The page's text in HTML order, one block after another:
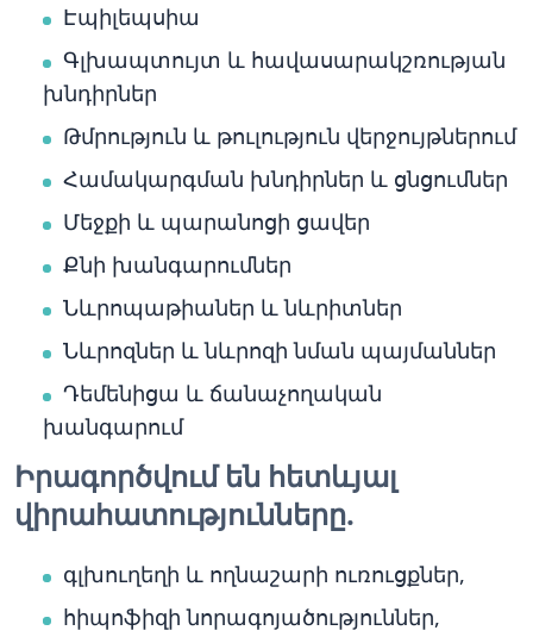
Էպիլեպսիա
Գլխապտույտ և հավասարակշռության
խնդիրներ
Թմրություն և թուլություն վերջույթներում
Համակարգման խնդիրներ և ցնցումներ
Մեջքի և պարանոցի ցավեր
Քնի խանգարումներ
Նևրոպաթիաներ և նևրիտներ
Նևրոզներ և նևրոզի նման պայմաններ
Դեմենիցա և ճանաչողական
խանգարում
Իրագործվում են հետևյալ
վիրահատությունները.
գլխուղեղի և ողնաշարի ուռուցքներ,
հիպոֆիզի նորագոյածություններ,